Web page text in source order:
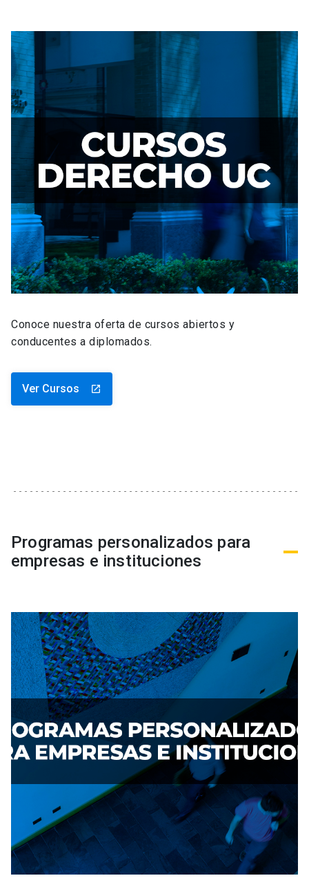
Conoce nuestra oferta de cursos abiertos y
conducentes a diplomados.
Ver Cursos launch
Programas personalizados para
empresas e instituciones